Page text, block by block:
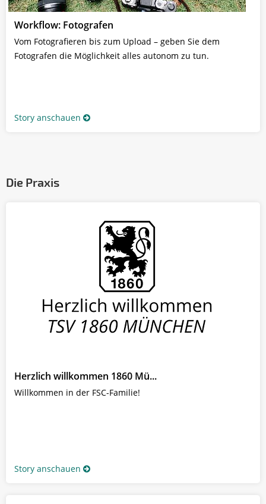
Workflow: Fotografen
Vom Fotografieren bis zum Upload – geben Sie dem
Fotografen die Möglichkeit alles autonom zu tun.
Story anschauen
Die Praxis
Herzlich willkommen 1860 Mü...
Willkommen in der FSC-Familie!
Story anschauen